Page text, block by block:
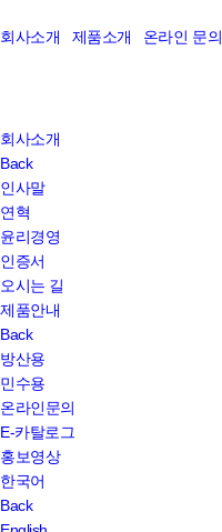
회사소개 제품소개 온라인 문의
Close
Menu
회사소개
Back
인사말
연혁
윤리경영
인증서
오시는 길
제품안내
Back
방산용
민수용
온라인문의
E-카탈로그
홍보영상
한국어
Back